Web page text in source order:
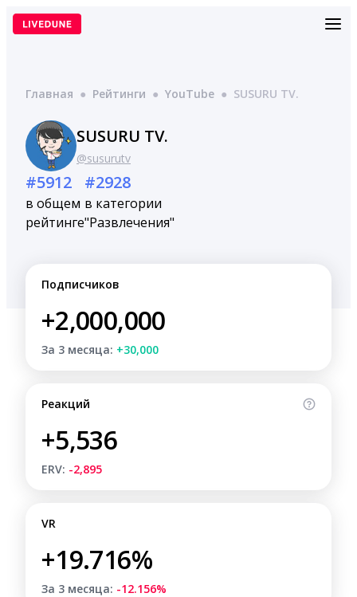
Перейти
Главная ● Рейтинги ● YouTube ● SUSURU TV.
SUSURU TV.
@susurutv
#5912
в общем
рейтинге
#2928
в категории
"Развлечения"
Подписчиков
+2,000,000
За 3 месяца: +30,000
Реакций
+5,536
ERV: -2,895
VR
+19.716%
За 3 месяца: -12.156%